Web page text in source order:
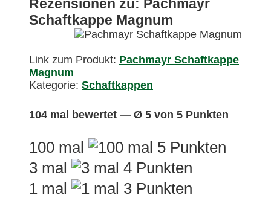
Rezensionen zu: Pachmayr
Schaftkappe Magnum
Link zum Produkt: Pachmayr Schaftkappe
Magnum
Kategorie: Schaftkappen
104 mal bewertet — Ø 5 von 5 Punkten
100 mal
3 mal
1 mal